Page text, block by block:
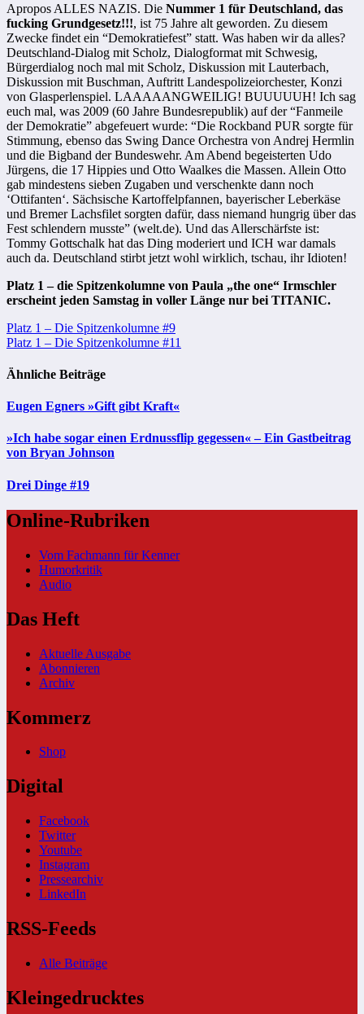
Apropos ALLES NAZIS. Die Nummer 1 für Deutschland, das
fucking Grundgesetz!!!, ist 75 Jahre alt geworden. Zu diesem
Zwecke findet ein “Demokratiefest” statt. Was haben wir da alles?
Deutschland-Dialog mit Scholz, Dialogformat mit Schwesig,
Bürgerdialog noch mal mit Scholz, Diskussion mit Lauterbach,
Diskussion mit Buschman, Auftritt Landespolizeiorchester, Konzi
von Glasperlenspiel. LAAAAANGWEILIG! BUUUUUH! Ich sag
euch mal, was 2009 (60 Jahre Bundesrepublik) auf der “Fanmeile
der Demokratie” abgefeuert wurde: “Die Rockband PUR sorgte für
Stimmung, ebenso das Swing Dance Orchestra von Andrej Hermlin
und die Bigband der Bundeswehr. Am Abend begeisterten Udo
Jürgens, die 17 Hippies und Otto Waalkes die Massen. Allein Otto
gab mindestens sieben Zugaben und verschenkte dann noch
‘Ottifanten‘. Sächsische Kartoffelpfannen, bayerischer Leberkäse
und Bremer Lachsfilet sorgten dafür, dass niemand hungrig über das
Fest schlendern musste” (welt.de). Und das Allerschärfste ist:
Tommy Gottschalk hat das Ding moderiert und ICH war damals
auch da. Deutschland stirbt jetzt wohl wirklich, tschau, ihr Idioten!
Platz 1 – die Spitzenkolumne von Paula „the one“ Irmschler
erscheint jeden Samstag in voller Länge nur bei TITANIC.
Beitragsnavigation
Platz 1 – Die Spitzenkolumne #9
Platz 1 – Die Spitzenkolumne #11
Ähnliche Beiträge
Eugen Egners »Gift gibt Kraft«
»Ich habe sogar einen Erdnussflip gegessen« – Ein Gastbeitrag
von Bryan Johnson
Drei Dinge #19
Online-Rubriken
Vom Fachmann für Kenner
Humorkritik
Audio
Das Heft
Aktuelle Ausgabe
Abonnieren
Archiv
Kommerz
Shop
Digital
Facebook
Twitter
Youtube
Instagram
Pressearchiv
LinkedIn
RSS-Feeds
Alle Beiträge
Kleingedrucktes